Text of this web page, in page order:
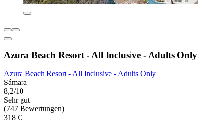
Azura Beach Resort - All Inclusive - Adults Only
Azura Beach Resort - All Inclusive - Adults Only
Sámara
8,2/10
Sehr gut
(747 Bewertungen)
318 €